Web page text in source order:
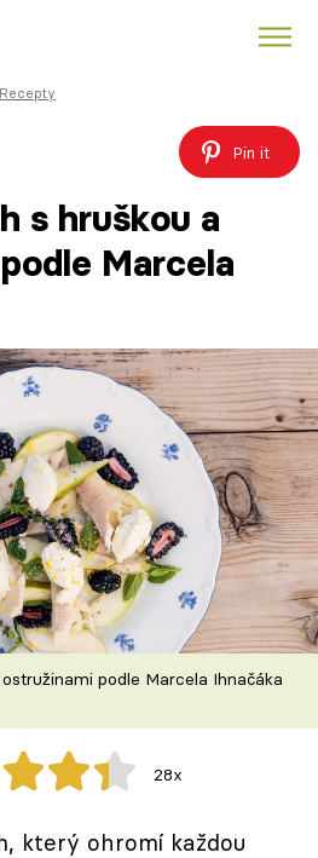
Recepty
Pin it
s hruškou a
Marcela
podle Marcela Ihnačáka
28x
který ohromí každou